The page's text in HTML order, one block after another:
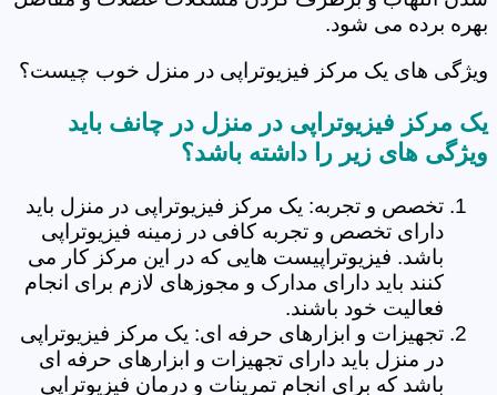
بهره برده می شود.
ویژگی های یک مرکز فیزیوتراپی در منزل خوب چیست؟
یک مرکز فیزیوتراپی در منزل در چانف باید
ویژگی های زیر را داشته باشد؟
تخصص و تجربه: یک مرکز فیزیوتراپی در منزل باید
دارای تخصص و تجربه کافی در زمینه فیزیوتراپی
باشد. فیزیوتراپیست هایی که در این مرکز کار می
کنند باید دارای مدارک و مجوزهای لازم برای انجام
فعالیت خود باشند.
تجهیزات و ابزارهای حرفه ای: یک مرکز فیزیوتراپی
در منزل باید دارای تجهیزات و ابزارهای حرفه ای
باشد که برای انجام تمرینات و درمان فیزیوتراپی